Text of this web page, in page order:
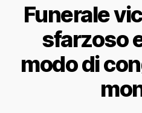
Funerale
sfarzoso
modo di